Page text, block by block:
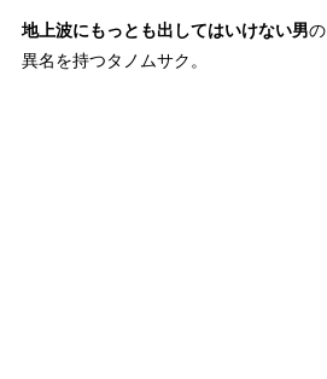
地上波にもっとも出してはいけない男の
異名を持つタノムサク。